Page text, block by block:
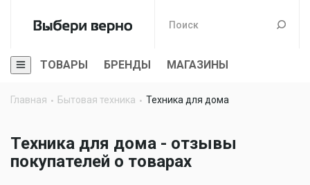
ТОВАРЫ БРЕНДЫ МАГАЗИНЫ
Главная Бытовая техника Техника для дома
Техника для дома - отзывы
покупателей о товарах